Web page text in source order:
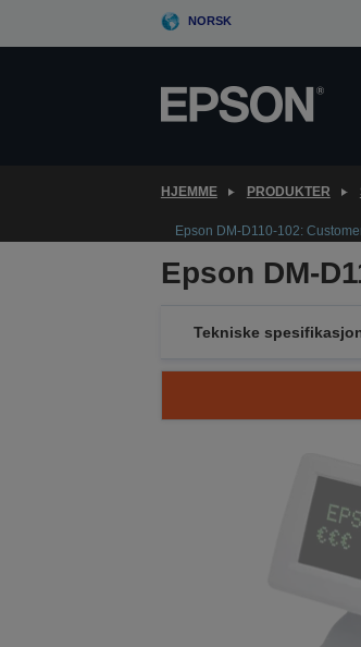
NORSK
HJEMME PRODUKTER
Epson DM-D110-102:
Epson DM-
Tekniske